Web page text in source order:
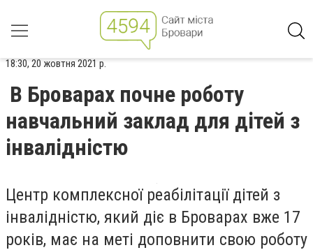
18:30, 20 жовтня 2021 р.
В Броварах почне роботу
навчальний заклад для дітей з
інвалідністю
Центр комплексної реабілітації дітей з
інвалідністю, який діє в Броварах вже 17
років, має на меті доповнити свою роботу